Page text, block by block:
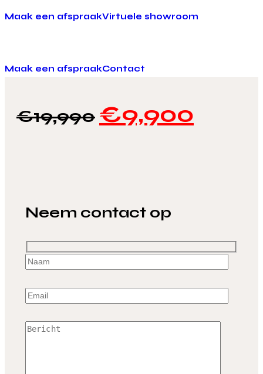
Maak een afspraakVirtuele showroom
Maak een afspraakContact
€19,990 €9,900
Neem contact op